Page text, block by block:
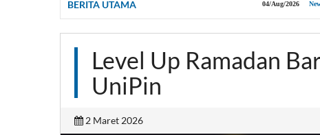
BERITA UTAMA 04/Aug/2026 New
Level Up Ramadan
UniPin
2 Maret 2026